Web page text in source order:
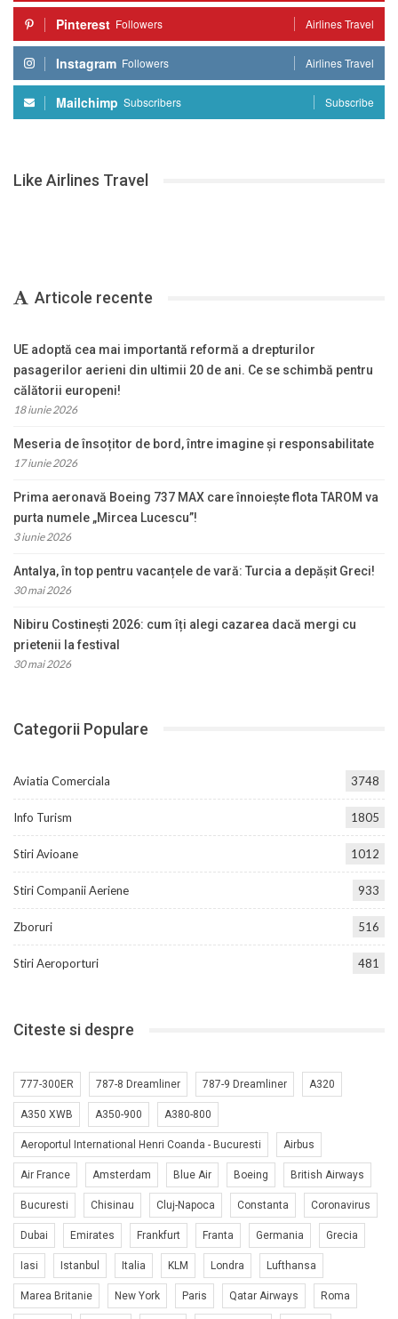
Pinterest Followers Airlines Travel
Instagram Followers Airlines Travel
Mailchimp Subscribers Subscribe
Like Airlines Travel
Articole recente
UE adoptă cea mai importantă reformă a drepturilor
pasagerilor aerieni din ultimii 20 de ani. Ce se schimbă pentru
călătorii europeni!
18 iunie 2026
Meseria de însoțitor de bord, între imagine și responsabilitate
17 iunie 2026
Prima aeronavă Boeing 737 MAX care înnoiește flota TAROM va
purta numele „Mircea Lucescu”!
3 iunie 2026
Antalya, în top pentru vacanțele de vară: Turcia a depășit Greci!
30 mai 2026
Nibiru Costinești 2026: cum îți alegi cazarea dacă mergi cu
prietenii la festival
30 mai 2026
Categorii Populare
Aviatia Comerciala 3748
Info Turism 1805
Stiri Avioane 1012
Stiri Companii Aeriene 933
Zboruri 516
Stiri Aeroporturi 481
Citeste si despre
777-300ER 787-8 Dreamliner 787-9 Dreamliner A320
A350 XWB A350-900 A380-800
Aeroportul International Henri Coanda - Bucuresti Airbus
Air France Amsterdam Blue Air Boeing British Airways
Bucuresti Chisinau Cluj-Napoca Constanta Coronavirus
Dubai Emirates Frankfurt Franta Germania Grecia
Iasi Istanbul Italia KLM Londra Lufthansa
Marea Britanie New York Paris Qatar Airways Roma